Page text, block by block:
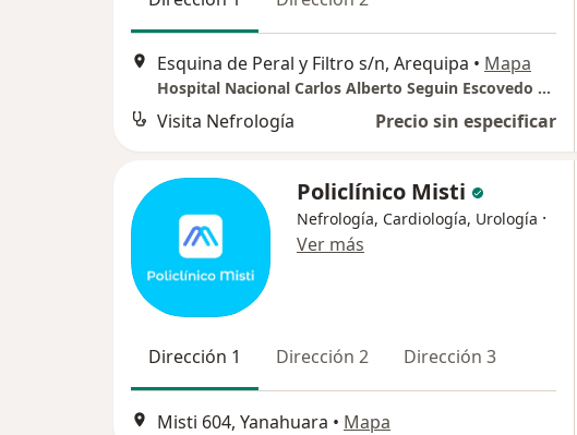
Esquina de Peral y Filtro s/n, Arequipa • Mapa
Hospital Nacional Carlos Alberto Seguin Escovedo Essalud
Visita Nefrología Precio sin especificar
Policlínico Misti
Nefrología, Cardiología, Urología ·
Ver más
Dirección 1 Dirección 2 Dirección 3
Misti 604, Yanahuara • Mapa